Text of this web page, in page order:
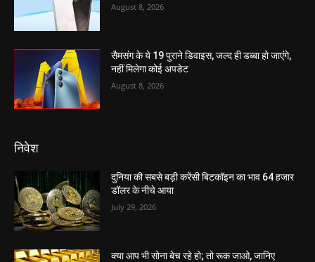
August 8, 2026
सैमसंग के ये 19 पुराने डिवाइस, जल्द ही डब्बा हो जाएंगे,
नहीं मिलेगा कोई अपडेट
August 8, 2026
निवेश
दुनिया की सबसे बड़ी करेंसी बिटकॉइन का भाव 64 हजार
डॉलर के नीचे आया
July 29, 2026
क्या आप भी सोना बेच रहे हो; तो रूक जाओ, जानिए